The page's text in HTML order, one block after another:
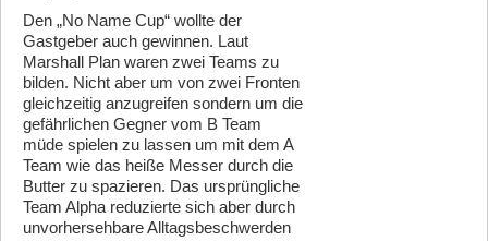
Den „No Name Cup“ wollte der
Gastgeber auch gewinnen. Laut
Marshall Plan waren zwei Teams zu
bilden. Nicht aber um von zwei Fronten
gleichzeitig anzugreifen sondern um die
gefährlichen Gegner vom B Team
müde spielen zu lassen um mit dem A
Team wie das heiße Messer durch die
Butter zu spazieren. Das ursprüngliche
Team Alpha reduzierte sich aber durch
unvorhersehbare Alltagsbeschwerden